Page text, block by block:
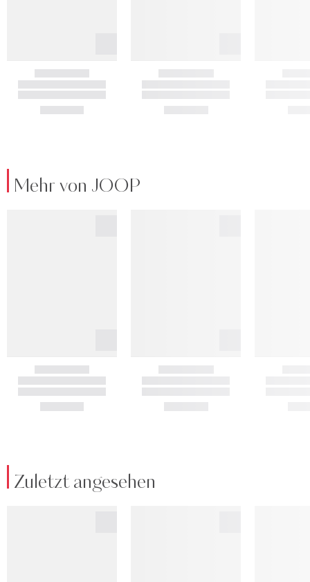
Mehr von JOOP
Zuletzt angesehen